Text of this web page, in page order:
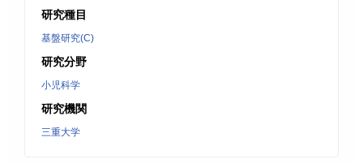
研究種目
基盤研究(C)
研究分野
小児科学
研究機関
三重大学